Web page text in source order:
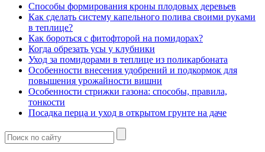
Способы формирования кроны плодовых деревьев
Как сделать систему капельного полива своими руками
в теплице?
Как бороться с фитофторой на помидорах?
Когда обрезать усы у клубники
Уход за помидорами в теплице из поликарбоната
Особенности внесения удобрений и подкормок для
повышения урожайности вишни
Особенности стрижки газона: способы, правила,
тонкости
Посадка перца и уход в открытом грунте на даче